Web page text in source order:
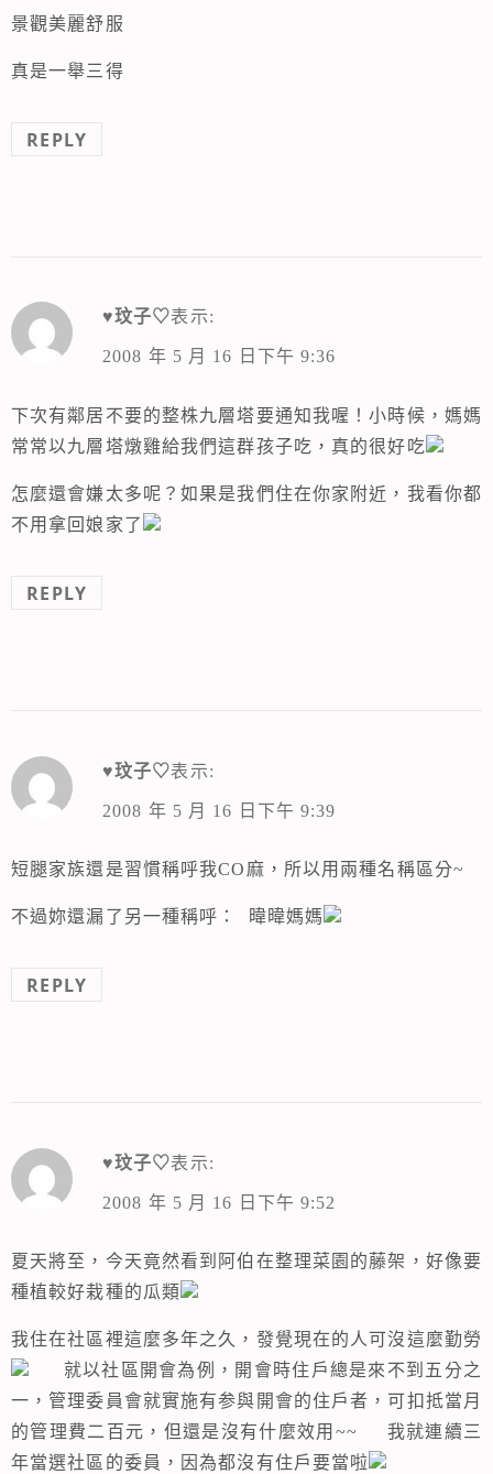
景觀美麗舒服
真是一舉三得
REPLY
♥玟子♡表示:
2008 年 5 月 16 日下午 9:36
下次有鄰居不要的整株九層塔要通知我喔！小時候，媽媽
常常以九層塔燉雞給我們這群孩子吃，真的很好吃
怎麼還會嫌太多呢？如果是我們住在你家附近，我看你都
不用拿回娘家了
REPLY
♥玟子♡表示:
2008 年 5 月 16 日下午 9:39
短腿家族還是習慣稱呼我CO麻，所以用兩種名稱區分~
不過妳還漏了另一種稱呼： 暐暐媽媽
REPLY
♥玟子♡表示:
2008 年 5 月 16 日下午 9:52
夏天將至，今天竟然看到阿伯在整理菜園的藤架，好像要
種植較好栽種的瓜類
我住在社區裡這麼多年之久，發覺現在的人可沒這麼勤勞
就以社區開會為例，開會時住戶總是來不到五分之
一，管理委員會就實施有参與開會的住戶者，可扣抵當月
的管理費二百元，但還是沒有什麼效用~~ 我就連續三
年當選社區的委員，因為都沒有住戶要當啦